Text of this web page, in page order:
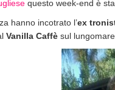
questo week-end è
hanno incotrato l’ex
Vanilla Caffè sul